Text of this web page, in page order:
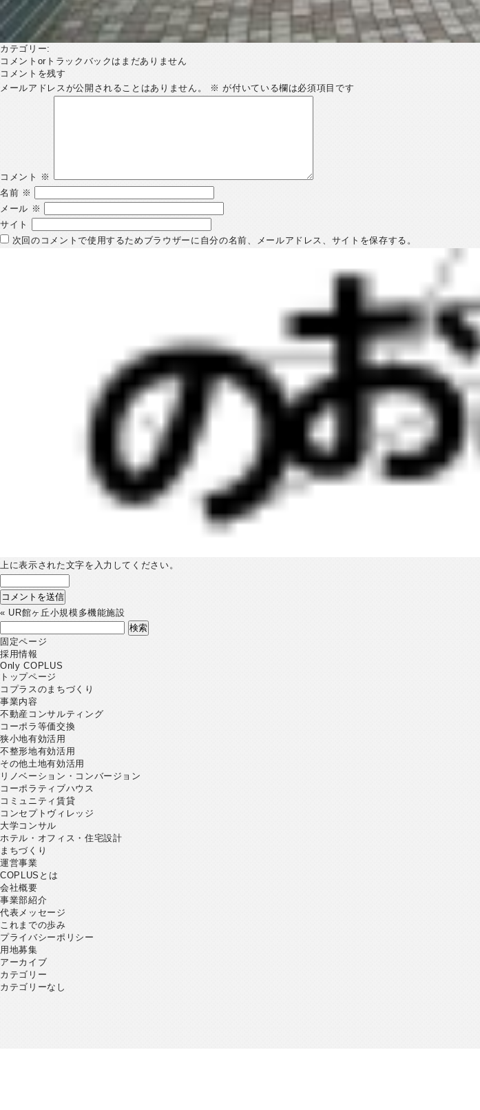
カテゴリー:
コメントorトラックバックはまだありません
コメントを残す
メールアドレスが公開されることはありません。
※ が付いている欄は必須項目です
コメント
※
名前 ※
メール ※
サイト
次回のコメントで使用するためブラウザーに自分の名前、メールアドレス、サイトを保存する。
上に表示された文字を入力してください。
« UR館ヶ丘小規模多機能施設
索:
固定ページ
採用情報
Only COPLUS
トップページ
コプラスのまちづくり
事業内容
不動産コンサルティング
コーポラ等価交換
狭小地有効活用
不整形地有効活用
その他土地有効活用
リノベーション・コンバージョン
コーポラティブハウス
コミュニティ賃貸
コンセプトヴィレッジ
大学コンサル
ホテル・オフィス・住宅設計
まちづくり
運営事業
COPLUSとは
会社概要
事業部紹介
代表メッセージ
これまでの歩み
プライバシーポリシー
用地募集
アーカイブ
カテゴリー
カテゴリーなし